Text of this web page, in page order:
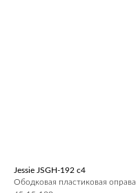
Jessie JSGH-192 c4
Ободковая пластиковая оправа